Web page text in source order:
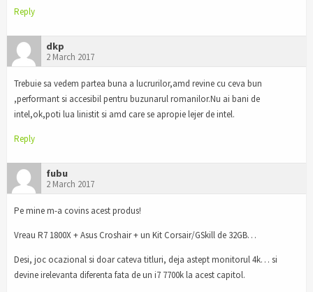
Reply
dkp
2 March 2017
Trebuie sa vedem partea buna a lucrurilor,amd revine cu ceva bun
,performant si accesibil pentru buzunarul romanilor.Nu ai bani de
intel,ok,poti lua linistit si amd care se apropie lejer de intel.
Reply
fubu
2 March 2017
Pe mine m-a covins acest produs!
Vreau R7 1800X + Asus Croshair + un Kit Corsair/GSkill de 32GB…
Desi, joc ocazional si doar cateva titluri, deja astept monitorul 4k… si
devine irelevanta diferenta fata de un i7 7700k la acest capitol.